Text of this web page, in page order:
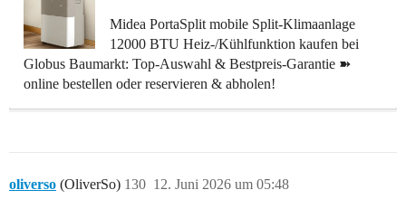
Midea PortaSplit mobile Split-Klimaanlage
12000 BTU Heiz-/Kühlfunktion kaufen bei
Globus Baumarkt: Top-Auswahl & Bestpreis-Garantie ➽
online bestellen oder reservieren & abholen!
oliverso (OliverSo) 12. Juni 2026 um 05:48
130